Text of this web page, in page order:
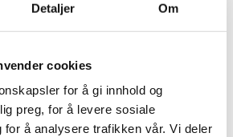
Detaljer Om
cookies
for å gi innhold og
preg, for å levere sosiale
for å analysere trafikken vår. Vi deler
mva